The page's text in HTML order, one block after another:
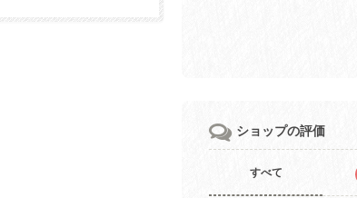
ショップの評価
すべて